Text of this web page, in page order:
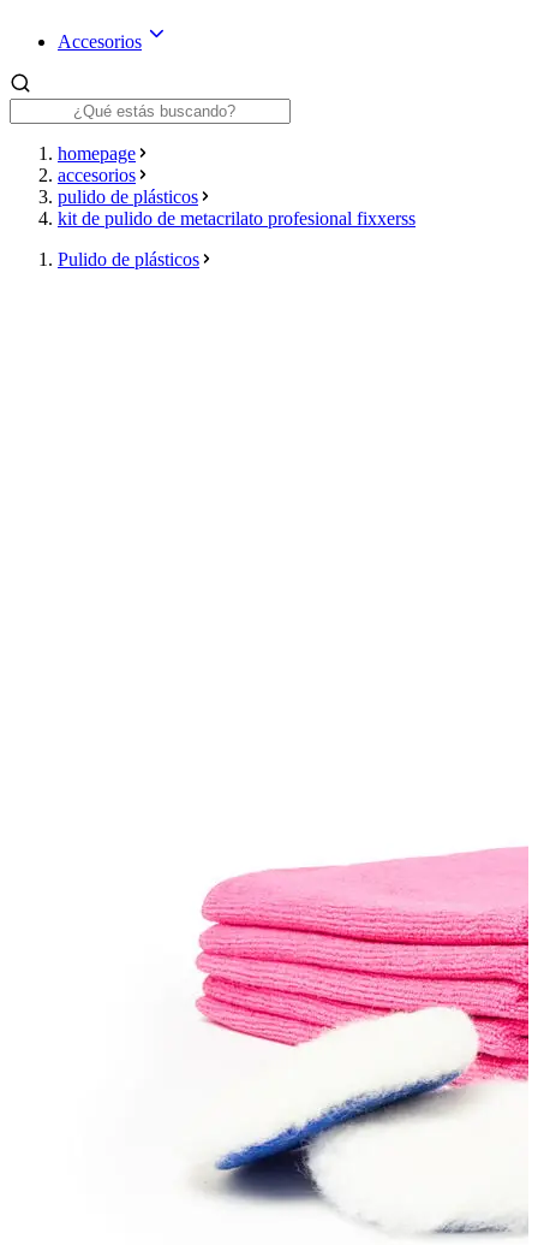
Accesorios
homepage
accesorios
pulido de plásticos
kit de pulido de metacrilato profesional fixxerss
Pulido de plásticos